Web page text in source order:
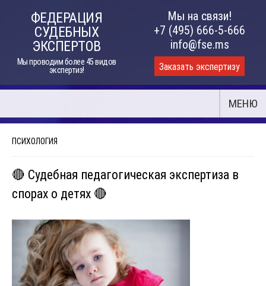
ФЕДЕРАЦИЯ
СУДЕБНЫХ
ЭКСПЕРТОВ
Мы проводим более 45 видов
экспертиз!
Мы на связи!
+7 (495) 666-5-666
info@fse.ms
Заказать экспертизу
МЕНЮ
ПСИХОЛОГИЯ
🔴 Судебная педагогическая экспертиза в
спорах о детях 🔴